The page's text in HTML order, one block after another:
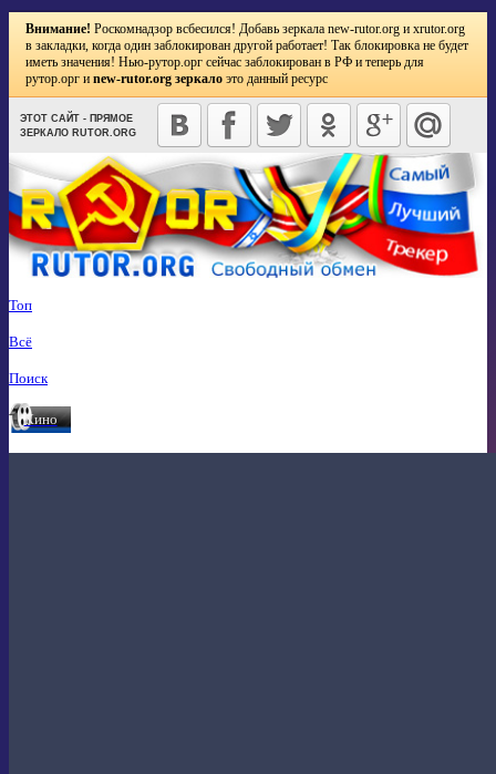
Внимание! Роскомнадзор всбесился! Добавь зеркала new-rutor.org и xrutor.org
в закладки, когда один заблокирован другой работает! Так блокировка не будет
иметь значения! Нью-рутор.орг сейчас заблокирован в РФ и теперь для
рутор.орг и new-rutor.org зеркало это данный ресурс
ЭТОТ САЙТ - ПРЯМОЕ
ЗЕРКАЛО RUTOR.ORG
Топ
Всё